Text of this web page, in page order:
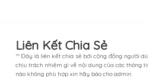
Liên Kết Chia Sẻ
** Đây là liên kết chia sẻ bới cộng đồng người
chịu trách nhiệm gì về nội dung của các thông
nào không phù hợp xin hãy báo cho admin.